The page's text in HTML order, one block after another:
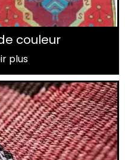
couleur
plus